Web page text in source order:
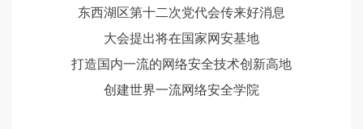
东西湖区第十二次党代会传来好消息
大会提出将在国家网安基地
打造国内一流的网络安全技术创新高地
创建世界一流网络安全学院